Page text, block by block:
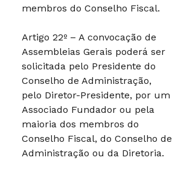
membros do Conselho Fiscal.
Artigo 22º – A convocação de
Assembleias Gerais poderá ser
solicitada pelo Presidente do
Conselho de Administração,
pelo Diretor-Presidente, por um
Associado Fundador ou pela
maioria dos membros do
Conselho Fiscal, do Conselho de
Administração ou da Diretoria.